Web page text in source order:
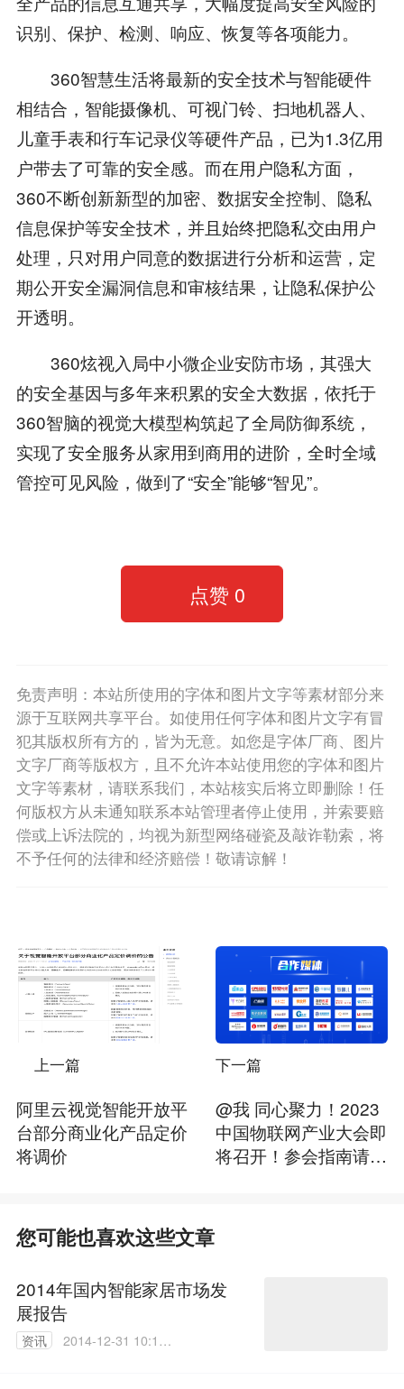
识别、保护、检测、响应、恢复等各项能力。
360智慧生活将最新的安全技术与智能硬件
相结合，智能摄像机、可视门铃、扫地机器人、
儿童手表和行车记录仪等硬件产品，已为1.3亿用
户带去了可靠的安全感。而在用户隐私方面，
360不断创新新型的加密、数据安全控制、隐私
信息保护等安全技术，并且始终把隐私交由用户
处理，只对用户同意的数据进行分析和运营，定
期公开安全漏洞信息和审核结果，让隐私保护公
开透明。
360炫视入局中小微企业安防市场，其强大
的安全基因与多年来积累的安全大数据，依托于
360智脑的视觉大模型构筑起了全局防御系统，
实现了安全服务从家用到商用的进阶，全时全域
管控可见风险，做到了“安全”能够“智见”。
点赞 0
免责声明：本站所使用的字体和图片文字等素材部分来
源于互联网共享平台。如使用任何字体和图片文字有冒
犯其版权所有方的，皆为无意。如您是字体厂商、图片
文字厂商等版权方，且不允许本站使用您的字体和图片
文字等素材，请联系我们，本站核实后将立即删除！任
何版权方从未通知联系本站管理者停止使用，并索要赔
偿或上诉法院的，均视为新型网络碰瓷及敲诈勒索，将
不予任何的法律和经济赔偿！敬请谅解！
上一篇
阿里云视觉智能开放平
台部分商业化产品定价
将调价
下一篇
@我 同心聚力！2023
中国物联网产业大会即
将召开！参会指南请查
您可能也喜欢这些文章
2014年国内智能家居市场发
展报告
资讯
2014-12-31 10:17: